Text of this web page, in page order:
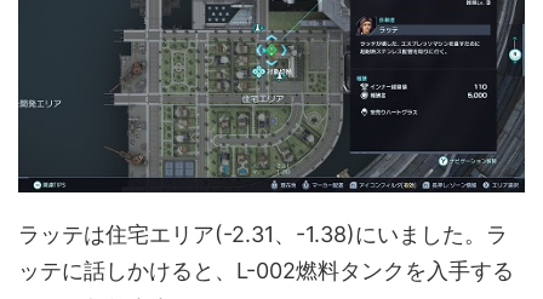
ラッテは住宅エリア(-2.31、-1.38)にいました。ラ
ッテに話しかけると、L-002燃料タンクを入手する